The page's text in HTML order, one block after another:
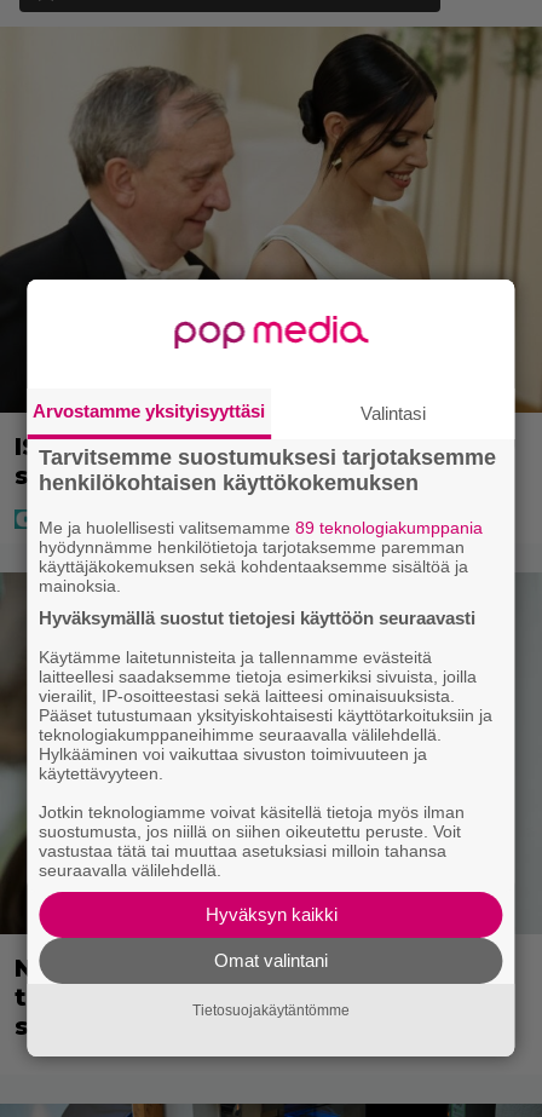
IS: Hjalliksen ja Jasminen häissä
suomalainen supertähti
Nyt Netflixissä: 180 miljoonan
toimintaseikkailu – Margot Robbie vei
seksikohtauksen liian pitkälle
Arvostamme yksityisyyttäsi Valintasi
Tarvitsemme suostumuksesi tarjotaksemme
henkilökohtaisen käyttökokemuksen
Me ja huolellisesti valitsemamme89 teknologiakumppania
hyödynnämme henkilötietoja tarjotaksemme paremman
käyttäjäkokemuksen sekä kohdentaaksemme sisältöä ja
mainoksia.
Hyväksymällä suostut tietojesi käyttöön seuraavasti
Käytämme laitetunnisteita ja tallennamme evästeitä
laitteellesi saadaksemme tietoja esimerkiksi sivuista, joilla
vierailit, IP-osoitteestasi sekä laitteesi ominaisuuksista.
Pääset tutustumaan yksityiskohtaisesti käyttötarkoituksiin ja
teknologiakumppaneihimme seuraavalla välilehdellä.
Hylkääminen voi vaikuttaa sivuston toimivuuteen ja
käytettävyyteen.
Jotkin teknologiamme voivat käsitellä tietoja myös ilman
suostumusta, jos niillä on siihen oikeutettu peruste. Voit
vastustaa tätä tai muuttaa asetuksiasi milloin tahansa
seuraavalla välilehdellä.
Hyväksyn kaikki
Omat valintani
Tietosuojakäytäntömme